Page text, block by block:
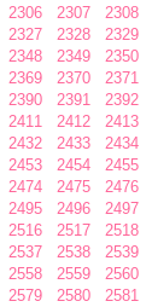
2306 2307 2308
2327 2328 2329
2348 2349 2350
2369 2370 2371
2390 2391 2392
2411 2412 2413
2432 2433 2434
2453 2454 2455
2474 2475 2476
2495 2496 2497
2516 2517 2518
2537 2538 2539
2558 2559 2560
2579 2580 2581